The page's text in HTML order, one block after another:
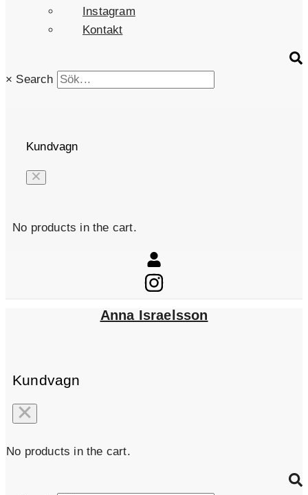
Instagram
Kontakt
× Search
Kundvagn
No products in the cart.
Anna Israelsson
Kundvagn
No products in the cart.